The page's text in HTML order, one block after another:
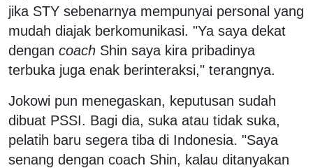
jika STY sebenarnya mempunyai personal yang
mudah diajak berkomunikasi. "Ya saya dekat
dengan coach Shin saya kira pribadinya
terbuka juga enak berinteraksi," terangnya.
Jokowi pun menegaskan, keputusan sudah
dibuat PSSI. Bagi dia, suka atau tidak suka,
pelatih baru segera tiba di Indonesia. "Saya
senang dengan coach Shin, kalau ditanyakan